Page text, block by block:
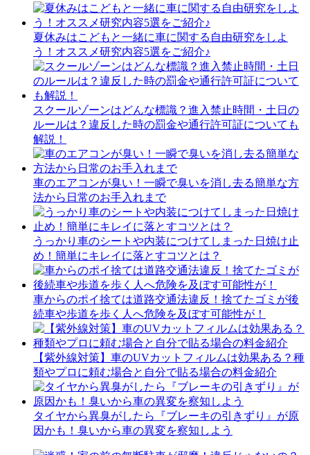
夏休みはこどもと一緒に車に関する自由研究をしよ
う！オススメ研究内容5選をご紹介♪
スクールゾーンはどんな標識？進入禁止時間・土日の
ルールは？違反した時の罰金や通行許可証についても
解説！
車のエアコンが臭い！一瞬で臭いを消し去る簡単な方
法から日常のお手入れまで
うっかり車のシートや内装につけてしまった日焼け止
め！簡単にキレイに落とすコツとは？
車からのポイ捨ては道路交通法違反！捨てたゴミが後
続車や歩道を歩く人へ危険を及ぼす可能性が！
【紫外線対策】車のUVカットフィルムは効果ある？種
類やプロに頼む場合と自分で貼る場合の料金紹介
タイヤから異臭がしたら『ブレーキの引きずり』が原
因かも！臭いから車の異変を察知しよう